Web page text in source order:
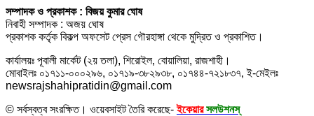
সম্পাদক ও প্রকাশক : বিজয় কুমার ঘোষ
নিবাহী সম্পাদক : অজয় ঘোষ
প্রকাশক কর্তৃক বিকল্প অফসেট প্রেস গৌরহাঙ্গা থেকে মুদ্রিত ও প্রকাশিত।
কার্যালয়ঃ পূবালী মার্কেট (২য় তলা), শিরোইল, বোয়ালিয়া, রাজশাহী।
মোবাইলঃ ০১৭১১-০০০২৯৬, ০১৭১৯-৩৮২৯৩৮, ০১৭৪৪-৭২১৮৩৭, ই-মেইলঃ
newsrajshahipratidin@gmail.com
© সর্বস্বত্ব সংরক্ষিত। ওয়েবসাইট তৈরি করেছে-ইকেয়ার সলউশনস্